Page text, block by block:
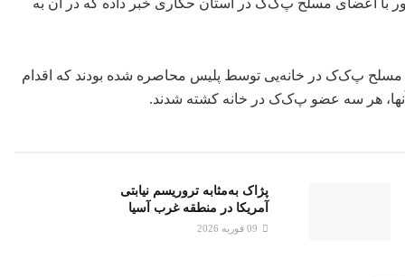
مسلح پ‌ک‌ک در خانه‌یی توسط پلیس محاصره شده بودند که اقدام
هر سه عضو پ‌ک‌ک در خانه کشته شدند.
پژاک به‌مثابه تروریسم نیابتی
آمریکا در منطقه غرب آسیا